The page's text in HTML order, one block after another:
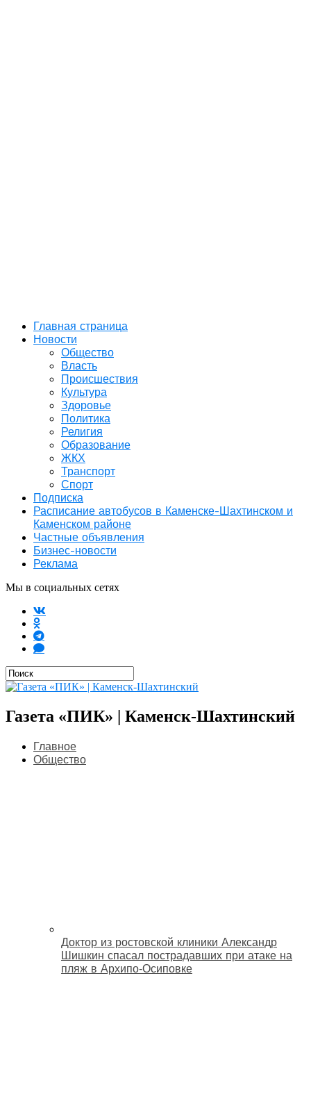
Главная страница
Новости
Общество
Власть
Происшествия
Культура
Здоровье
Политика
Религия
Образование
ЖКХ
Транспорт
Спорт
Подписка
Расписание автобусов в Каменске-Шахтинском и
Каменском районе
Частные объявления
Бизнес-новости
Реклама
Мы в социальных сетях
Газета «ПИК» | Каменск-Шахтинский
Главное
Общество
Доктор из ростовской клиники Александр
Шишкин спасал пострадавших при атаке на
пляж в Архипо‑Осиповке